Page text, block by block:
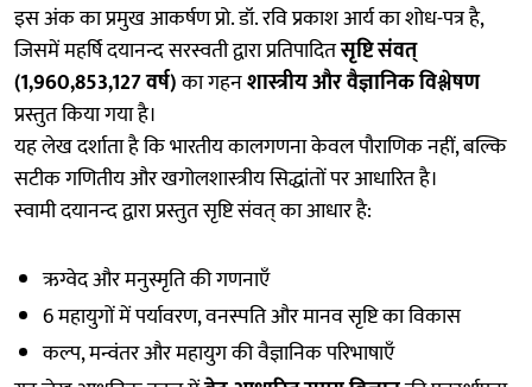
इस अंक का प्रमुख आकर्षण प्रो. डॉ. रवि प्रकाश आर्य का शोध-पत्र है,
जिसमें महर्षि दयानन्द सरस्वती द्वारा प्रतिपादितसृष्टि संवत्
(1,960,853,127 वर्ष)का गहनशास्त्रीय और वैज्ञानिक विश्लेषण
प्रस्तुत किया गया है।
यह लेख दर्शाता है कि भारतीय कालगणना केवल पौराणिक नहीं, बल्कि
सटीक गणितीय और खगोलशास्त्रीय सिद्धांतों पर आधारित है।
स्वामी दयानन्द द्वारा प्रस्तुत सृष्टि संवत् का आधार है:
ऋग्वेद और मनुस्मृति की गणनाएँ
6 महायुगों में पर्यावरण, वनस्पति और मानव सृष्टि का विकास
कल्प, मन्वंतर और महायुग की वैज्ञानिक परिभाषाएँ